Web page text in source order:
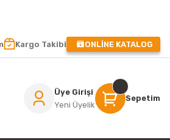
Kargo Takibi ONLİNE KATALOG
Üye Girişi
Yeni Üyelik
Sepetim